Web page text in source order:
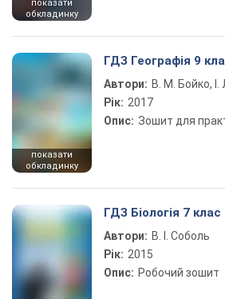
показати
обкладинку
показати
обкладинку
ГДЗ Географія 9
Автори: В. М. Бойко, І.
Рік: 2017
Опис: Зошит для
ГДЗ Біологія 7 клас
Автори: В. І. Соболь
Рік: 2015
Опис: Робочий зошит